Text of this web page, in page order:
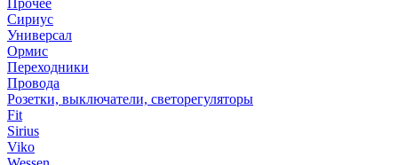
Прочее
Сириус
Универсал
Ормис
Переходники
Провода
Розетки, выключатели, светорегуляторы
Fit
Sirius
Viko